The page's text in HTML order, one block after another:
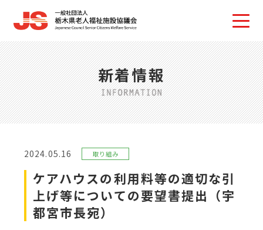
新着情報
2024.05.16 取り組み
ケアハウスの利用料等の適切な引
上げ等についての要望書提出（宇
都宮市長宛）